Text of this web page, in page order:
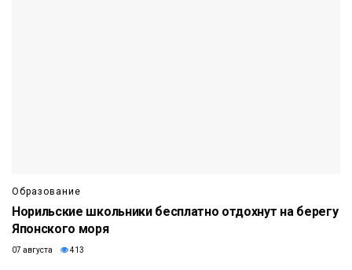
Образование
Норильские школьники бесплатно отдохнут на берегу
Японского моря
07 августа 413